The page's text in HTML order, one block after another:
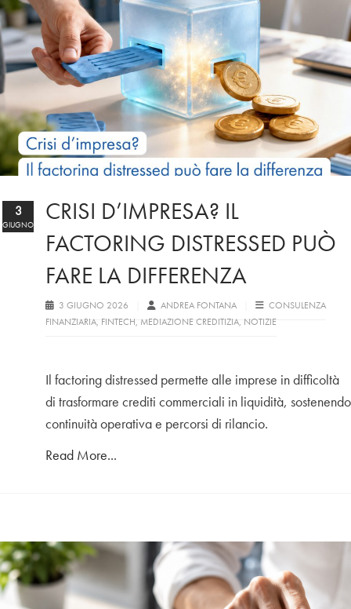
CRISI D’IMPRESA? IL
FACTORING DISTRESSED PUÒ
FARE LA DIFFERENZA
3 GIUGNO 2026 ANDREA FONTANA
CONSULENZA
FINANZIARIA, FINTECH, MEDIAZIONE CREDITIZIA, NOTIZIE
Il factoring distressed permette alle imprese in difficoltà
di trasformare crediti commerciali in liquidità, sostenendo
continuità operativa e percorsi di rilancio.
Read More...
3
GIUGNO